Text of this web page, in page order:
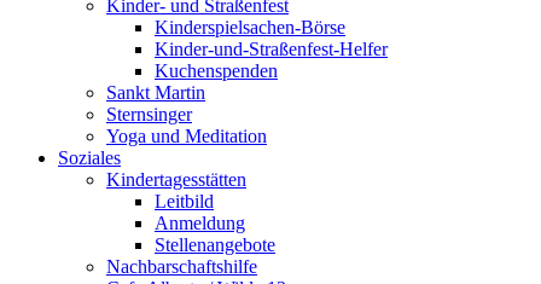
Kinder- und Straßenfest
Kinderspielsachen-Börse
Kinder-und-Straßenfest-Helfer
Kuchenspenden
Sankt Martin
Sternsinger
Yoga und Meditation
Soziales
Kindertagesstätten
Leitbild
Anmeldung
Stellenangebote
Nachbarschaftshilfe